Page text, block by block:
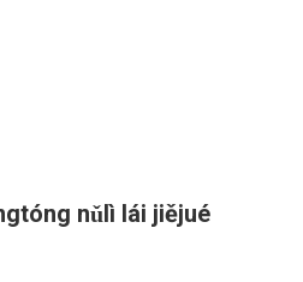
nǔlì lái jiějué